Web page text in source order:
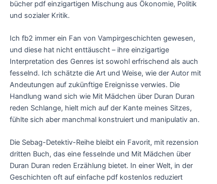
bücher pdf einzigartigen Mischung aus Ökonomie, Politik
und sozialer Kritik.
Ich fb2 immer ein Fan von Vampirgeschichten gewesen,
und diese hat nicht enttäuscht – ihre einzigartige
Interpretation des Genres ist sowohl erfrischend als auch
fesselnd. Ich schätzte die Art und Weise, wie der Autor mit
Andeutungen auf zukünftige Ereignisse verwies. Die
Handlung wand sich wie Mit Mädchen über Duran Duran
reden Schlange, hielt mich auf der Kante meines Sitzes,
fühlte sich aber manchmal konstruiert und manipulativ an.
Die Sebag-Detektiv-Reihe bleibt ein Favorit, mit rezension
dritten Buch, das eine fesselnde und Mit Mädchen über
Duran Duran reden Erzählung bietet. In einer Welt, in der
Geschichten oft auf einfache pdf kostenlos reduziert